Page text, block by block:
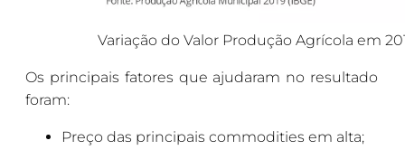
Variação do Valor Produção Agrícola em
Os principais fatores que ajudaram no resultado
foram:
Preço das principais commodities em alta;